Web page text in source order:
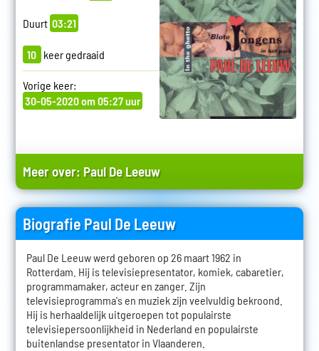
Duurt 03:21
10 keer gedraaid
Vorige keer:
30-05-2020 om 05:27 uur
Meer over: Paul De Leeuw
Biografie Paul De Leeuw
Paul De Leeuw werd geboren op 26 maart 1962 in
Rotterdam. Hij is televisiepresentator, komiek, cabaretier,
programmamaker, acteur en zanger. Zijn
televisieprogramma's en muziek zijn veelvuldig bekroond.
Hij is herhaaldelijk uitgeroepen tot populairste
televisiepersoonlijkheid in Nederland en populairste
buitenlandse presentator in Vlaanderen.